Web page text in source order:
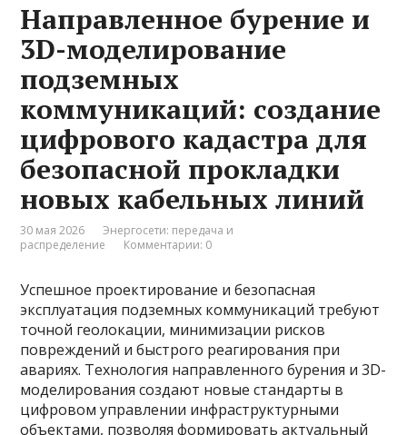
Направленное бурение и
3D-моделирование
подземных
коммуникаций: создание
цифрового кадастра для
безопасной прокладки
новых кабельных линий
30 мая 2026
Энергосети: передача и
распределение
Комментарии: 0
Успешное проектирование и безопасная
эксплуатация подземных коммуникаций требуют
точной геолокации, минимизации рисков
повреждений и быстрого реагирования при
авариях. Технология направленного бурения и 3D-
моделирования создают новые стандарты в
цифровом управлении инфраструктурными
объектами, позволяя формировать актуальный